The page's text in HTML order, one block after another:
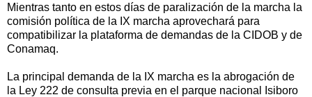
Mientras tanto en estos días de paralización de la marcha la
comisión política de la IX marcha aprovechará para
compatibilizar la plataforma de demandas de la CIDOB y de
Conamaq.
La principal demanda de la IX marcha es la abrogación de
la Ley 222 de consulta previa en el parque nacional Isiboro